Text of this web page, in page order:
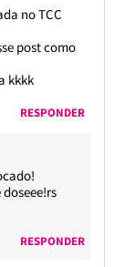
no TCC
post como
kkkk
RESPONDER
RESPONDER